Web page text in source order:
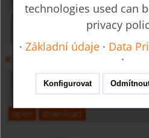
tns-gb-temperature
Různé
General Safety
open download
technologies used can
privacy
· Základní údaje· Data
·
Konfigurovat